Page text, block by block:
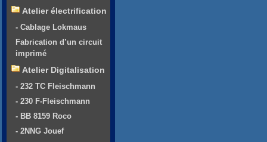
Atelier électrification
- Cablage Lokmaus
Fabrication d’un circuit
imprimé
Atelier Digitalisation
- 232 TC Fleischmann
- 230 F-Fleischmann
- BB 8159 Roco
- 2NNG Jouef